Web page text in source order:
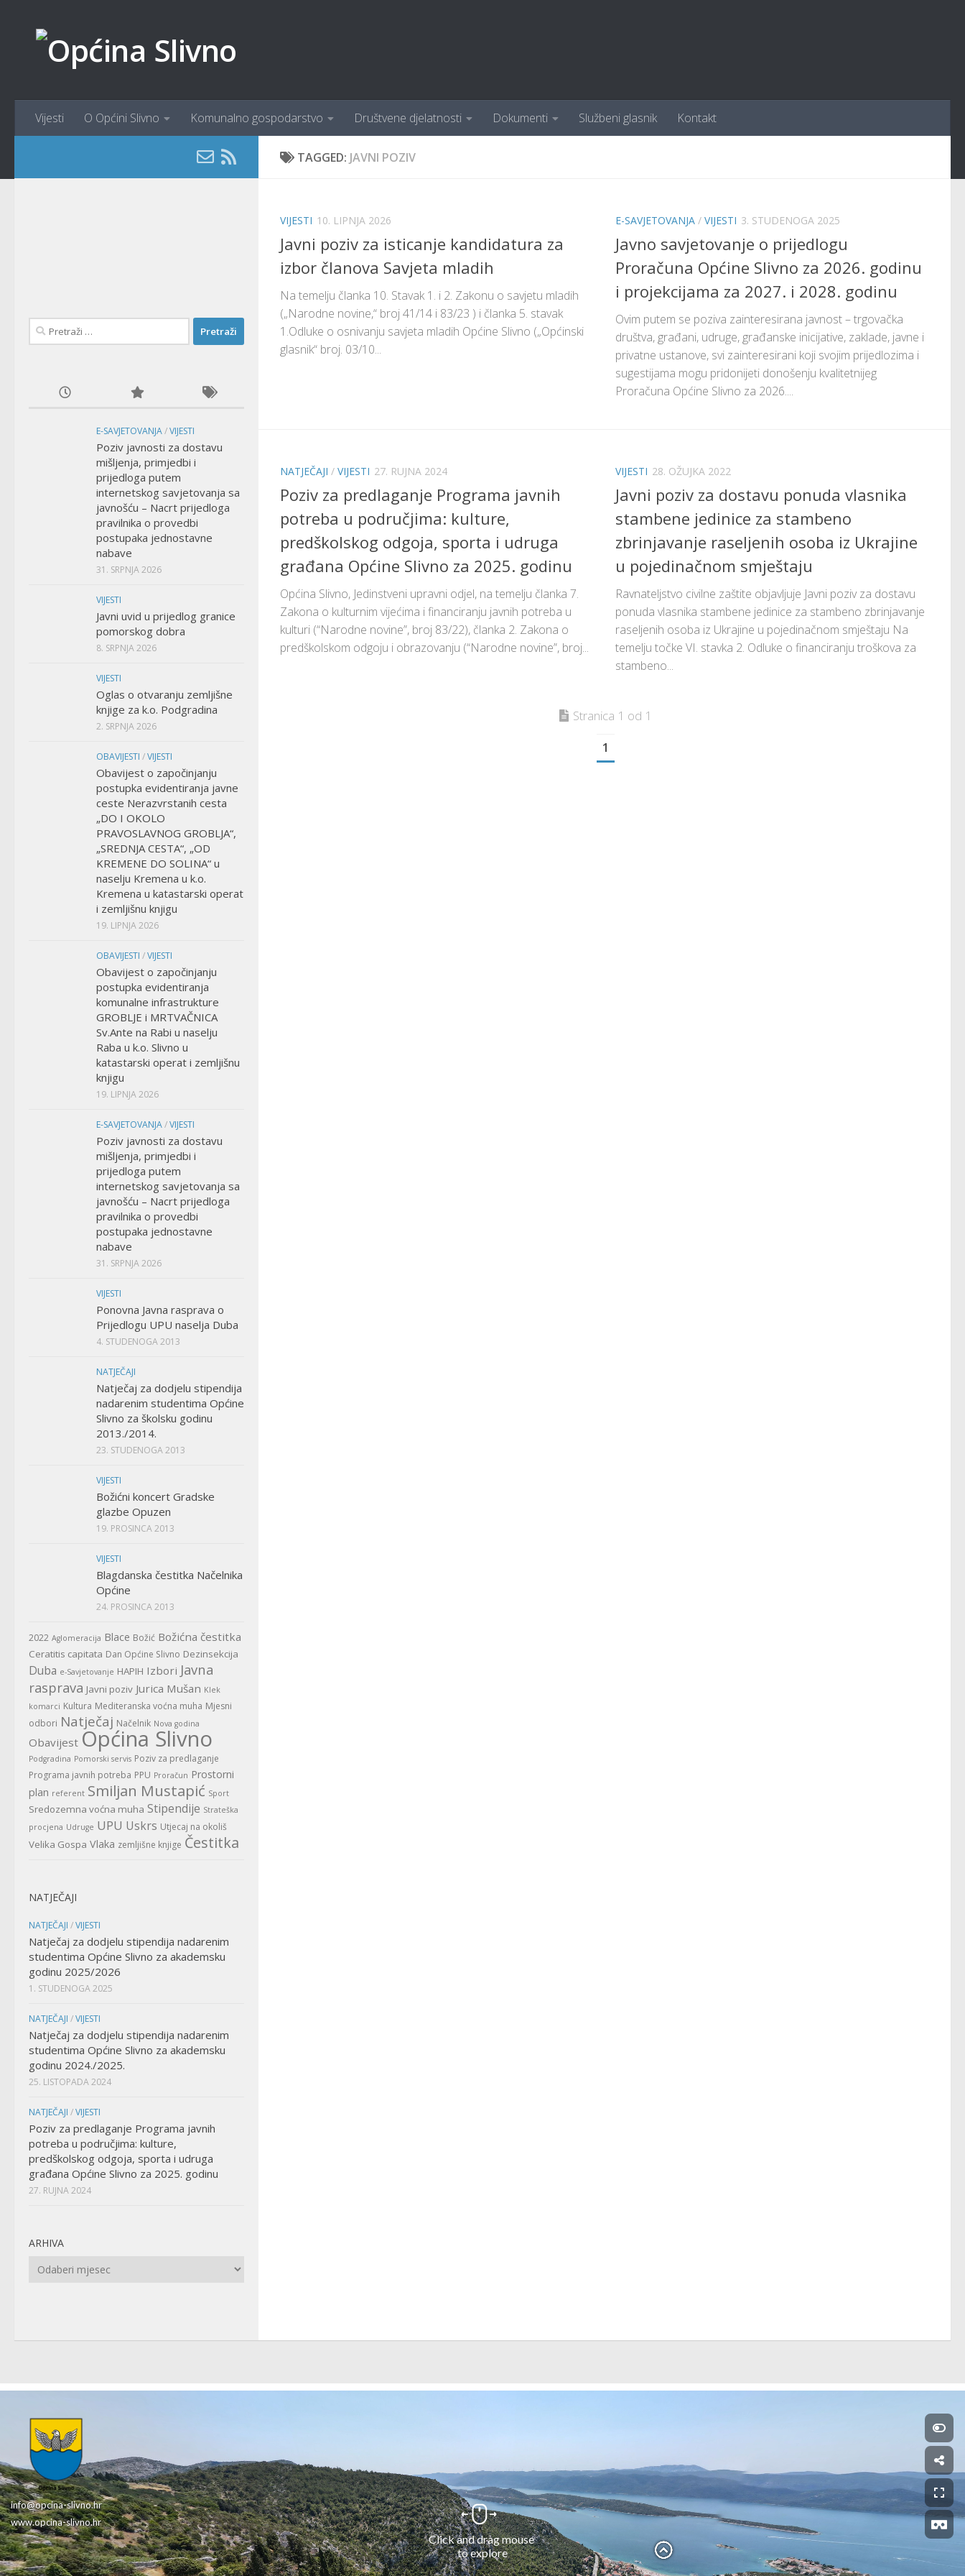
Vijesti O Općini Slivno Komunalno gospodarstvo Društvene djelatnosti Dokumenti Službeni glasnik Kontakt
TAGGED: JAVNI POZIV
VIJESTI 10. LIPNJA 2026
Javni poziv za isticanje kandidatura za
izbor članova Savjeta mladih
Na temelju članka 10. Stavak 1. i 2. Zakonu o savjetu mladih
(„Narodne novine,“ broj 41/14 i 83/23 ) i članka 5. stavak
1.Odluke o osnivanju savjeta mladih Općine Slivno („Općinski
glasnik“ broj. 03/10...
E-SAVJETOVANJA / VIJESTI 3. STUDENOGA 2025
Javno savjetovanje o prijedlogu
Proračuna Općine Slivno za 2026. godinu
i projekcijama za 2027. i 2028. godinu
Ovim putem se poziva zainteresirana javnost – trgovačka
društva, građani, udruge, građanske inicijative, zaklade, javne i
privatne ustanove, svi zainteresirani koji svojim prijedlozima i
sugestijama mogu pridonijeti donošenju kvalitetnijeg
Proračuna Općine Slivno za 2026....
NATJEČAJI / VIJESTI 27. RUJNA 2024
Poziv za predlaganje Programa javnih
potreba u područjima: kulture,
predškolskog odgoja, sporta i udruga
građana Općine Slivno za 2025. godinu
Općina Slivno, Jedinstveni upravni odjel, na temelju članka 7.
Zakona o kulturnim vijećima i financiranju javnih potreba u
kulturi (“Narodne novine”, broj 83/22), članka 2. Zakona o
predškolskom odgoju i obrazovanju (“Narodne novine”, broj...
VIJESTI 28. OŽUJKA 2022
Javni poziv za dostavu ponuda vlasnika
stambene jedinice za stambeno
zbrinjavanje raseljenih osoba iz Ukrajine
u pojedinačnom smještaju
Ravnateljstvo civilne zaštite objavljuje Javni poziv za dostavu
ponuda vlasnika stambene jedinice za stambeno zbrinjavanje
raseljenih osoba iz Ukrajine u pojedinačnom smještaju Na
temelju točke VI. stavka 2. Odluke o financiranju troškova za
stambeno...
Stranica 1 od 1
1
Pretraži:
E-SAVJETOVANJA/VIJESTI
Poziv javnosti za dostavu
mišljenja, primjedbi i
prijedloga putem
internetskog savjetovanja sa
javnošću – Nacrt prijedloga
pravilnika o provedbi
postupaka jednostavne
nabave
31. SRPNJA 2026
VIJESTI
Javni uvid u prijedlog granice
pomorskog dobra
8. SRPNJA 2026
VIJESTI
Oglas o otvaranju zemljišne
knjige za k.o. Podgradina
2. SRPNJA 2026
OBAVIJESTI /VIJESTI
Obavijest o započinjanju
postupka evidentiranja javne
ceste Nerazvrstanih cesta
„DO I OKOLO
PRAVOSLAVNOG GROBLJA“,
„SREDNJA CESTA“, „OD
KREMENE DO SOLINA“ u
naselju Kremena u k.o.
Kremena u katastarski operat
i zemljišnu knjigu
19. LIPNJA 2026
OBAVIJESTI /VIJESTI
Obavijest o započinjanju
postupka evidentiranja
komunalne infrastrukture
GROBLJE i MRTVAČNICA
Sv.Ante na Rabi u naselju
Raba u k.o. Slivno u
katastarski operat i zemljišnu
knjigu
19. LIPNJA 2026
E-SAVJETOVANJA/VIJESTI
Poziv javnosti za dostavu
mišljenja, primjedbi i
prijedloga putem
internetskog savjetovanja sa
javnošću – Nacrt prijedloga
pravilnika o provedbi
postupaka jednostavne
nabave
31. SRPNJA 2026
VIJESTI
Ponovna Javna rasprava o
Prijedlogu UPU naselja Duba
4. STUDENOGA 2013
NATJEČAJI
Natječaj za dodjelu stipendija
nadarenim studentima Općine
Slivno za školsku godinu
2013./2014.
23. STUDENOGA 2013
VIJESTI
Božićni koncert Gradske
glazbe Opuzen
19. PROSINCA 2013
VIJESTI
Blagdanska čestitka Načelnika
Općine
24. PROSINCA 2013
2022 Aglomeracija Blace Božić Božićna čestitka
Ceratitis capitata Dan Općine Slivno Dezinsekcija
Duba e-Savjetovanje HAPIH Izbori Javna
rasprava Javni poziv Jurica Mušan Klek
komarci Kultura Mediteranska voćna muha Mjesni
odbori Natječaj Načelnik Nova godina
Obavijest Općina Slivno
Podgradina Pomorski servis Poziv za predlaganje
Programa javnih potreba PPU Proračun Prostorni
plan referent Smiljan Mustapić Sport
Sredozemna voćna muha Stipendije Strateška
procjena Udruge UPU Uskrs Utjecaj na okoliš
Velika Gospa Vlaka zemljišne knjige Čestitka
NATJEČAJI
NATJEČAJI /VIJESTI
Natječaj za dodjelu stipendija nadarenim
studentima Općine Slivno za akademsku
godinu 2025/2026
1. STUDENOGA 2025
NATJEČAJI /VIJESTI
Natječaj za dodjelu stipendija nadarenim
studentima Općine Slivno za akademsku
godinu 2024./2025.
25. LISTOPADA 2024
NATJEČAJI /VIJESTI
Poziv za predlaganje Programa javnih
potreba u područjima: kulture,
predškolskog odgoja, sporta i udruga
građana Općine Slivno za 2025. godinu
27. RUJNA 2024
ARHIVA
Arhiva